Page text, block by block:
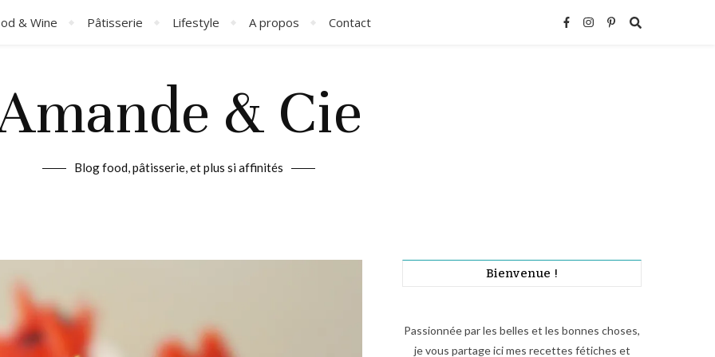
& Wine Pâtisserie Lifestyle A propos Contact
& Cie
Blog food, pâtisserie, et plus si affinités
Bienvenue !
Passionnée par les belles et les bonnes choses,
je vous partage ici mes recettes fétiches et